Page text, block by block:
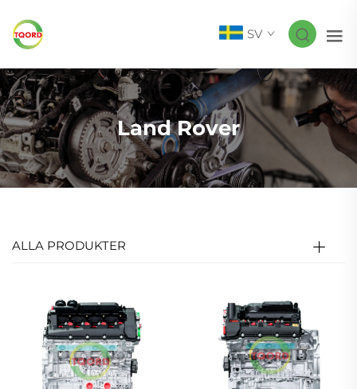
SV
Land Rover
ALLA PRODUKTER